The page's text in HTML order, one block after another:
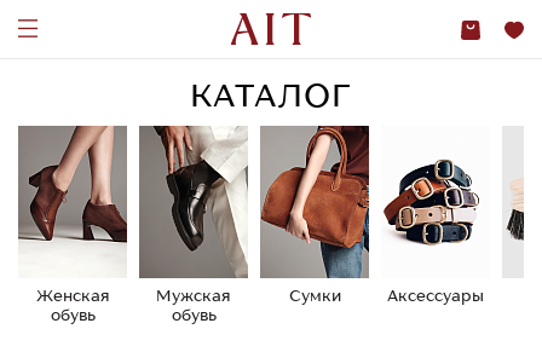
КАТАЛОГ
Женская
обувь
Мужская
обувь
Сумки Аксессуары